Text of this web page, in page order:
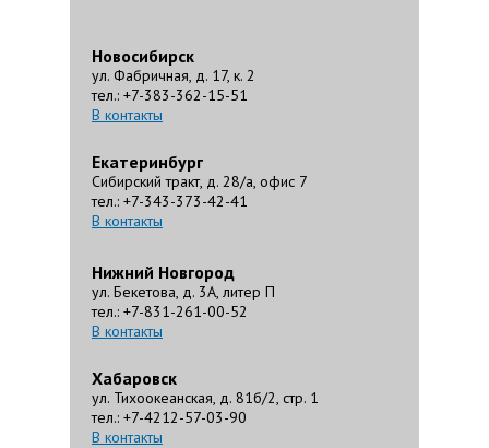
Новосибирск
ул. Фабричная, д. 17, к. 2
тел.: +7-383-362-15-51
В контакты
Екатеринбург
Сибирский тракт, д. 28/а, офис 7
тел.: +7-343-373-42-41
В контакты
Нижний Новгород
ул. Бекетова, д. 3А, литер П
тел.: +7-831-261-00-52
В контакты
Хабаровск
ул. Тихоокеанская, д. 81б/2, стр. 1
тел.: +7-4212-57-03-90
В контакты